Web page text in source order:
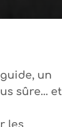
un
sûre… et
les